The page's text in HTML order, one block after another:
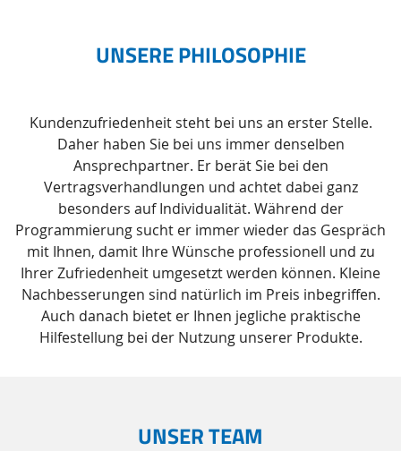
UNSERE PHILOSOPHIE
Kundenzufriedenheit steht bei uns an erster Stelle.
Daher haben Sie bei uns immer denselben
Ansprechpartner. Er berät Sie bei den
Vertragsverhandlungen und achtet dabei ganz
besonders auf Individualität. Während der
Programmierung sucht er immer wieder das Gespräch
mit Ihnen, damit Ihre Wünsche professionell und zu
Ihrer Zufriedenheit umgesetzt werden können. Kleine
Nachbesserungen sind natürlich im Preis inbegriffen.
Auch danach bietet er Ihnen jegliche praktische
Hilfestellung bei der Nutzung unserer Produkte.
UNSER TEAM